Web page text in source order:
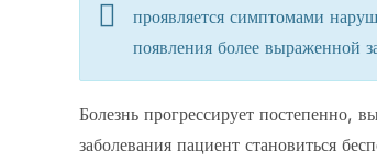
проявляется симптомами
появления более выраженной
Болезнь прогрессирует
заболевания пациент становиться